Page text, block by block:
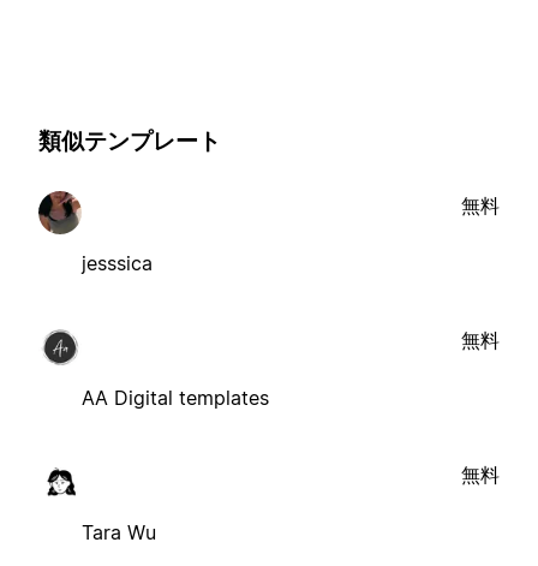
類似テンプレート
jesssica
無料
AA Digital templates
無料
Tara Wu
無料